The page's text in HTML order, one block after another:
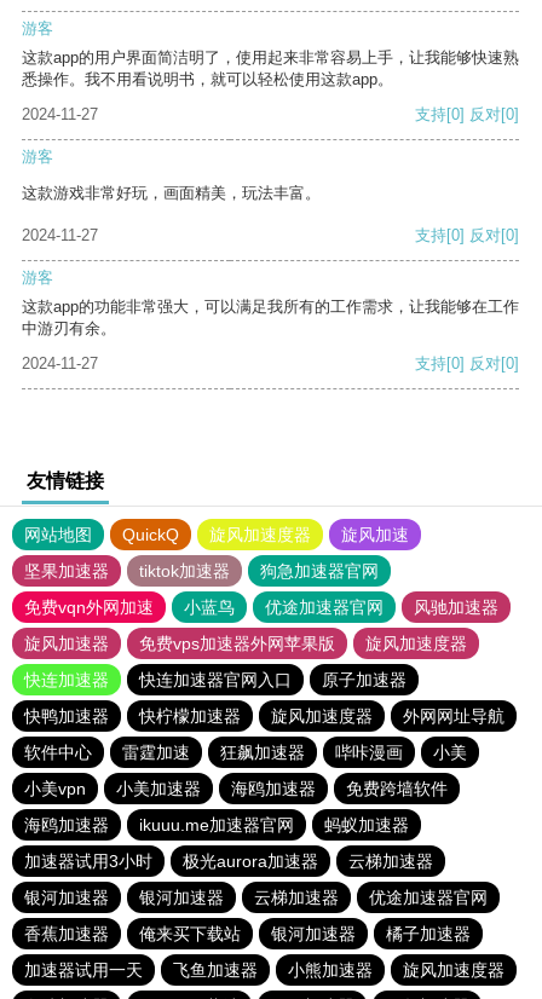
游客
这款app的用户界面简洁明了，使用起来非常容易上手，让我能够快速熟
悉操作。我不用看说明书，就可以轻松使用这款app。
2024-11-27
支持[0] 反对[0]
游客
这款游戏非常好玩，画面精美，玩法丰富。
2024-11-27 支持[0] 反对[0]
游客
这款app的功能非常强大，可以满足我所有的工作需求，让我能够在工作
中游刃有余。
2024-11-27
支持[0] 反对[0]
友情链接
网站地图 QuickQ 旋风加速度器
旋风加速
坚果加速器
tiktok加速器
狗急加速器官网
免费vqn外网加速
小蓝鸟 优途加速器官网
风驰加速器
旋风加速器
免费vps加速器外网苹果版
旋风加速度器
快连加速器
快连加速器官网入口
原子加速器
快鸭加速器
快柠檬加速器 旋风加速度器
外网网址导航
软件中心
雷霆加速 狂飙加速器 哔咔漫画
小美
小美vpn
小美加速器 海鸥加速器
免费跨墙软件
海鸥加速器
ikuuu.me加速器官网
蚂蚁加速器
加速器试用3小时
极光aurora加速器
云梯加速器
银河加速器
银河加速器 云梯加速器
优途加速器官网
香蕉加速器
俺来买下载站 银河加速器
橘子加速器
加速器试用一天
飞鱼加速器 小熊加速器
旋风加速度器